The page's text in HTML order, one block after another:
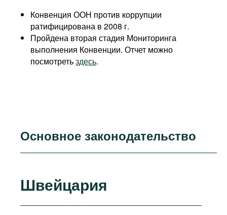
Конвенция ООН против коррупции
ратифицирована в 2008 г.
Пройдена вторая стадия Мониторинга
выполнения Конвенции. Отчет можно
посмотретьздесь.
Основное законодательство
Швейцария